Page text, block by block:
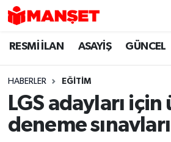
RESMİ İLAN ASAYİŞ GÜNCEL
HABERLER EĞİTİM
LGS adayları
deneme
Hava Durumu
Trafik Durumu
Süper Lig Puan Durumu ve